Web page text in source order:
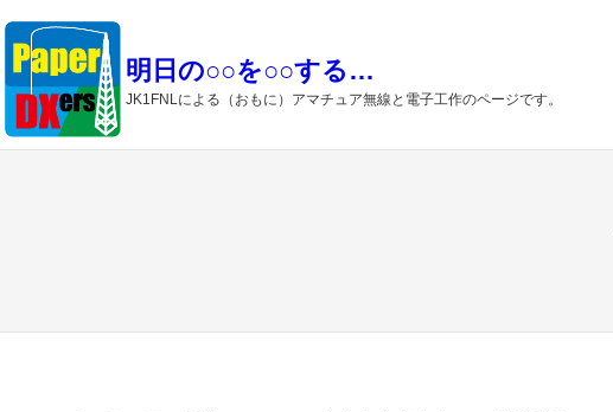
内
容
を
ス
明日の○○を○○する…
JK1FNLによる（おもに）アマチュア無線と電子工作のページです。